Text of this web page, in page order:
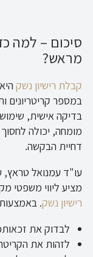
סיכום – למה
מראש?
קבלת רישיון נשק
במספר קריטריונים
בדיקה אישית, שימוש
מומחה, יכולה
דחיית הבקשה.
עו"ד עמנואל טראץ,
מציע ליווי משפטי
רישיון נשק. באמצעות
לבדוק את
לזהות את